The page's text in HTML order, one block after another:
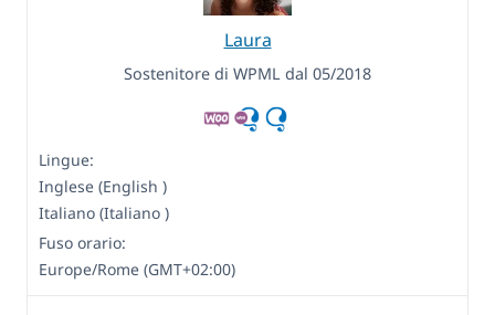
Laura
Sostenitore di WPML dal 05/2018
Lingue:
Inglese (English )
Italiano (Italiano )
Fuso orario:
Europe/Rome (GMT+02:00)